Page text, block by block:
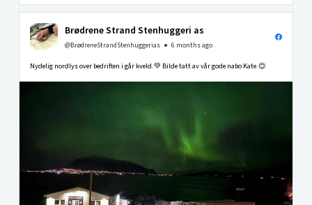
Brødrene Strand Stenhuggeri as
@BrødreneStrandStenhuggerias 6 months ago
Nydelig nordlys over bedriften i går kveld.💚 Bilde tatt av vår gode nabo Kate.😊